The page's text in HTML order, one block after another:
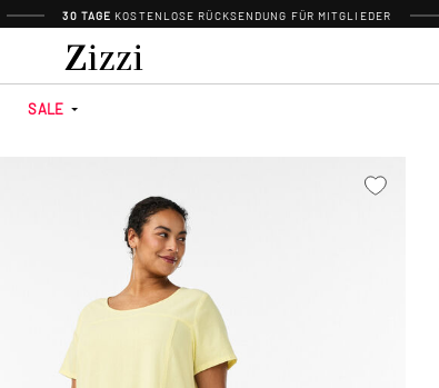
30 TAGE KOSTENLOSE RÜCKSENDUNG FÜR MITGLIEDER
SALE